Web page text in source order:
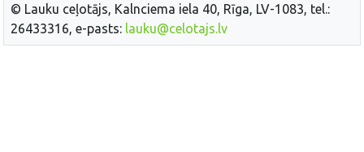
© Lauku ceļotājs, Kalnciema iela 40, Rīga, LV-1083, tel.:
26433316, e-pasts: lauku@celotajs.lv